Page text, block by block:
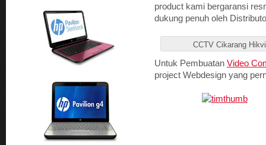
product kami bergaransi
dukung penuh oleh
CCTV Cikarang
Untuk Pembuatan Video
project Webdesign yang